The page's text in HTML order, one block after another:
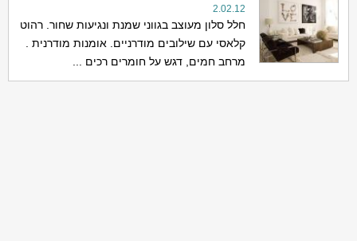
2.02.12
חלל סלון מעוצב בגווני שמנת ונגיעות שחור. רהוט
קלאסי עם שילובים מודרניים. אומנות מודרנית .
מרחב חמים, דגש על חומרים רכים ...